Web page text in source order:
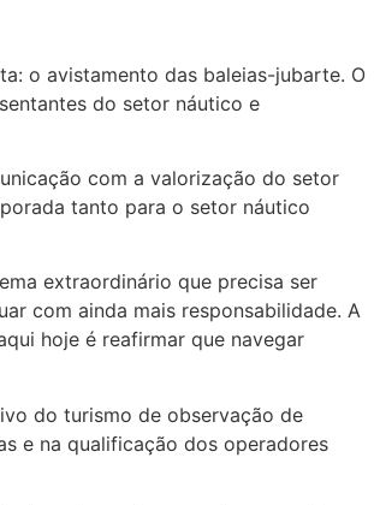
o avistamento das baleias-jubarte. O
do setor náutico e
com a valorização do setor
tanto para o setor náutico
extraordinário que precisa ser
com ainda mais responsabilidade. A
hoje é reafirmar que navegar
do turismo de observação de
e na qualificação dos operadores